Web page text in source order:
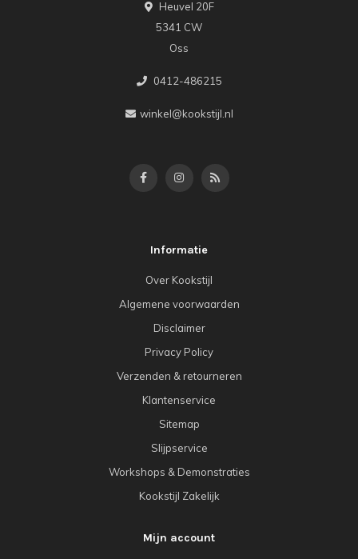
Heuvel 20F
5341 CW
Oss
0412-486215
winkel@kookstijl.nl
Informatie
Over Kookstijl
Algemene voorwaarden
Disclaimer
Privacy Policy
Verzenden & retourneren
Klantenservice
Sitemap
Slijpservice
Workshops & Demonstraties
Kookstijl Zakelijk
Mijn account